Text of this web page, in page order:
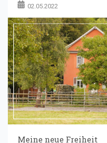
02.05.2022
Meine neue Freiheit